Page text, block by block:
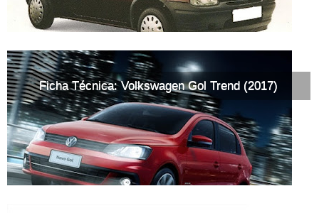
Ficha Técnica: Volkswagen Gol Trend (2017)